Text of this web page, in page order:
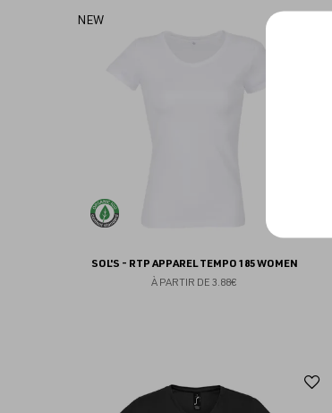
NEW
SOL'S - RTP APPAREL TEMPO 185 WOMEN
À PARTIR DE 3.88€